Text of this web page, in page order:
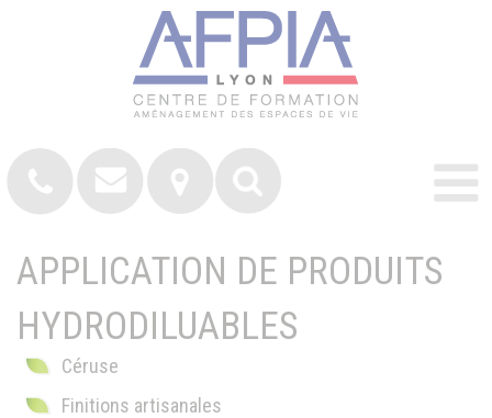
APPLICATION DE PRODUITS
HYDRODILUABLES
Céruse
Finitions artisanales